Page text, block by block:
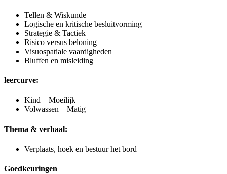
Tellen & Wiskunde
Logische en kritische besluitvorming
Strategie & Tactiek
Risico versus beloning
Visuospatiale vaardigheden
Bluffen en misleiding
leercurve:
Kind – Moeilijk
Volwassen – Matig
Thema & verhaal:
Verplaats, hoek en bestuur het bord
Goedkeuringen